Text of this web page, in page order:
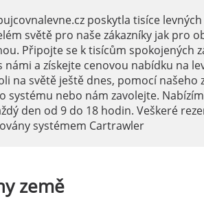
poskytla tisíce
světě pro naše zákazníky jak pro
Připojte se k tisícům spokojených
námi a získejte cenovou nabídku na
na světě ještě dnes, pomocí našeho
systému nebo nám zavolejte.
den od 9 do 18 hodin. Veškeré
systémem Cartrawler
země